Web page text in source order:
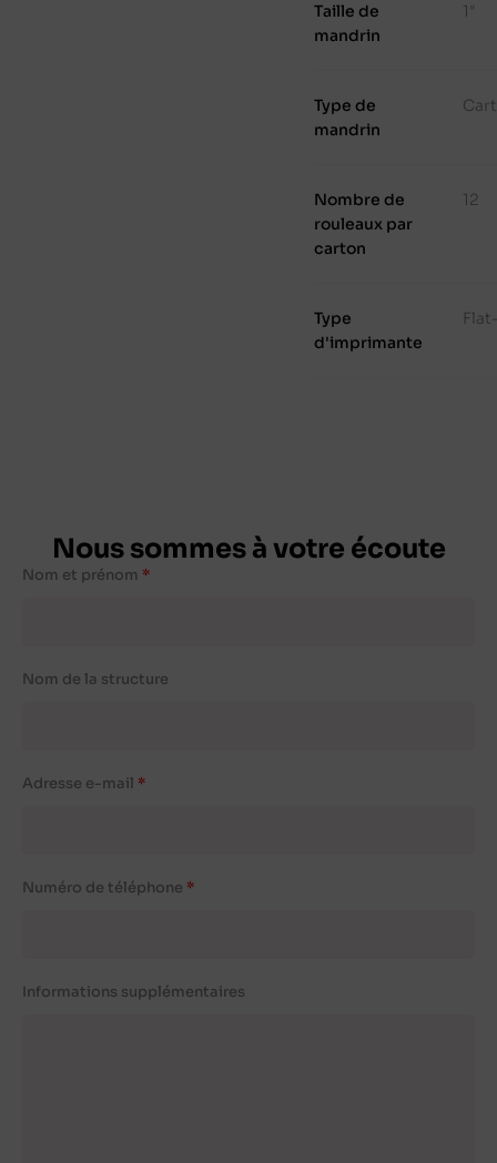
Taille de
mandrin
1"
Type de
mandrin
Nombre de
rouleaux par
carton
12
Type
d'imprimante
Nous sommes à votre écoute
Nom et prénom
Nom de la structure
Adresse e-mail
Numéro de téléphone
Informations supplémentaires